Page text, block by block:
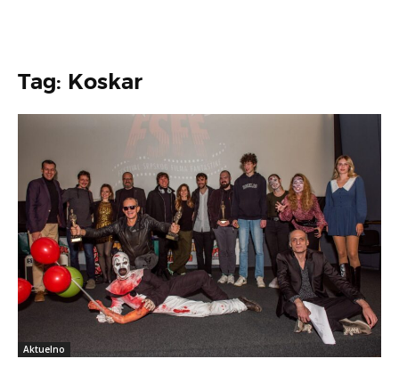
Tag: Koskar
Aktuelno